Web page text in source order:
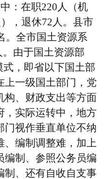
：在职220人（机
，退休72人。县市
。全市国土资源系
由于国土资源部
式，即省以下国土部
上一级国土部门，党
构、财政支出等方面
，实际运转中，地方
门视作垂直单位不纳
、编制调整难，加上
编制、参照公务员编
制、还有自收自支事